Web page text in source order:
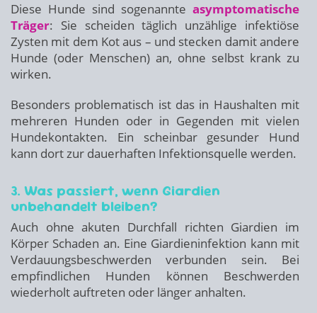
Diese Hunde sind sogenannte asymptomatische
Träger: Sie scheiden täglich unzählige infektiöse
Zysten mit dem Kot aus – und stecken damit andere
Hunde (oder Menschen) an, ohne selbst krank zu
wirken.
Besonders problematisch ist das in Haushalten mit
mehreren Hunden oder in Gegenden mit vielen
Hundekontakten. Ein scheinbar gesunder Hund
kann dort zur dauerhaften Infektionsquelle werden.
3. Was passiert, wenn Giardien
unbehandelt bleiben?
Auch ohne akuten Durchfall richten Giardien im
Körper Schaden an. Eine Giardieninfektion kann mit
Verdauungsbeschwerden verbunden sein. Bei
empfindlichen Hunden können Beschwerden
wiederholt auftreten oder länger anhalten.